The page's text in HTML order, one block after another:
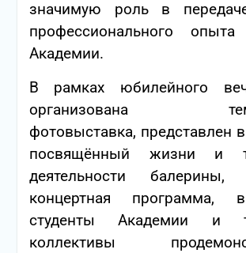
значимую роль в
профессионального опыта
Академии.
В рамках юбилейного
организована
фотовыставка, представлен
посвящённый жизни и
деятельности
концертная программа,
студенты Академии и
коллективы